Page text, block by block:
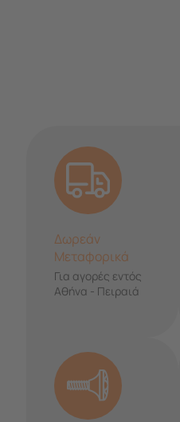
Δωρεάν
Μεταφορικά
Για αγορές εντός
Αθήνα - Πειραιά